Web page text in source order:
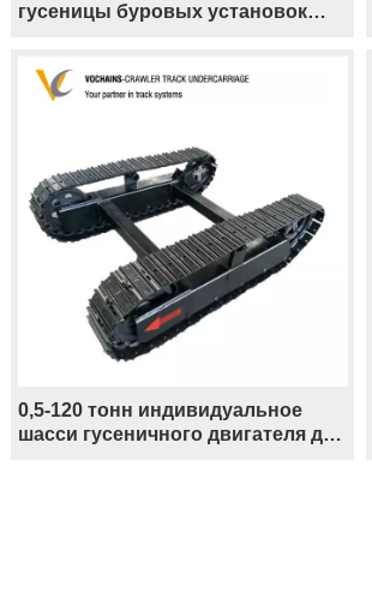
гусеницы буровых установок
0,5-120 тонн индивидуальное
шасси гусеничного двигателя для